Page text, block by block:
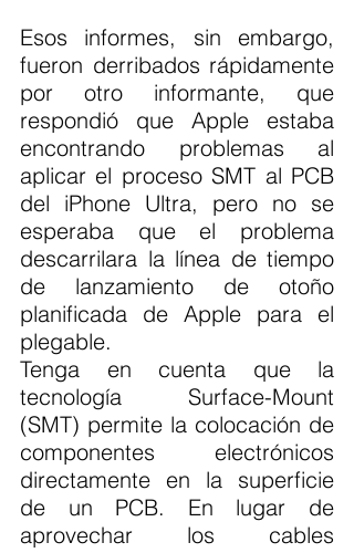
Esos informes, sin embargo,
fueron derribados rápidamente
por otro informante, que
respondió que Apple estaba
encontrando problemas al
aplicar el proceso SMT al PCB
del iPhone Ultra, pero no se
esperaba que el problema
descarrilara la línea de tiempo
de lanzamiento de otoño
planificada de Apple para el
plegable.
Tenga en cuenta que la
tecnología Surface-Mount
(SMT) permite la colocación de
componentes electrónicos
directamente en la superficie
de un PCB. En lugar de
aprovechar los cables